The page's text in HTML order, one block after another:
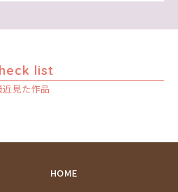
list
近見た作品
HOME